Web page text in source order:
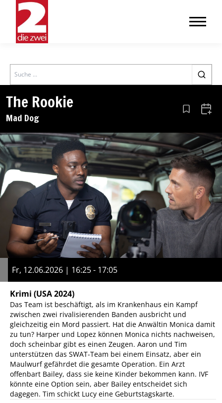
Search
The Rookie
Mad Dog Aus den
Fr, 12.06.2026 | 16:25 - 17:05
Krimi (USA 2024)
Das Team ist beschäftigt, als im Krankenhaus ein Kampf
zwischen zwei rivalisierenden Banden ausbricht und
gleichzeitig ein Mord passiert. Hat die Anwältin Monica damit
zu tun? Harper und Lopez können Monica nichts nachweisen,
doch scheinbar gibt es einen Zeugen. Aaron und Tim
unterstützen das SWAT-Team bei einem Einsatz, aber ein
Maulwurf gefährdet die gesamte Operation. Ein Arzt
offenbart Bailey, dass sie keine Kinder bekommen kann. IVF
könnte eine Option sein, aber Bailey entscheidet sich
dagegen. Tim schickt Lucy eine Geburtstagskarte.